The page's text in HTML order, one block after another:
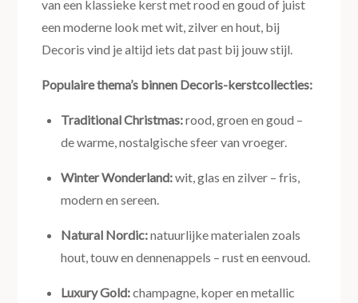
van een klassieke kerst met rood en goud of juist
een moderne look met wit, zilver en hout, bij
Decoris vind je altijd iets dat past bij jouw stijl.
Populaire thema’s binnen Decoris-kerstcollecties:
Traditional Christmas:rood, groen en goud –
de warme, nostalgische sfeer van vroeger.
Winter Wonderland:wit, glas en zilver – fris,
modern en sereen.
Natural Nordic:natuurlijke materialen zoals
hout, touw en dennenappels – rust en eenvoud.
Luxury Gold:champagne, koper en metallic